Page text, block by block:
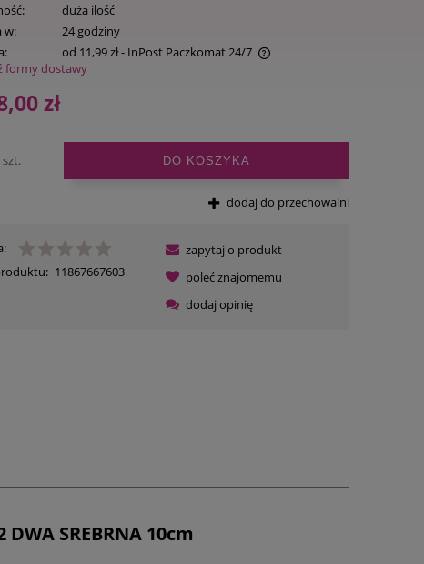
duża ilość
w:
24 godziny
od 11,99 zł- InPost Paczkomat 24/7
Cena nie zawiera ewentualnych kosztów
płatności
formy dostawy
zł
szt. DO KOSZYKA
dodaj do przechowalni
11867667603
zapytaj o produkt
poleć znajomemu
dodaj opinię
DWA SREBRNA 10cm